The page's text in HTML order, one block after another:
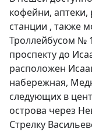
кофейни,
станции , также
Троллейбусом №
проспекту до
расположен
набережная,
следующих в
острова через
Стрелку